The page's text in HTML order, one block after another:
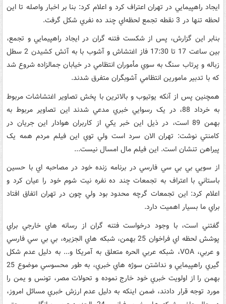
ايجاد راهپيمايي در تهران اعتراف کرد و اعلام کرد: بنا بر اخبار واصله تا اين
لحظه تنها در 3 نقطه تجمع لحظه‌اي چند ده نفري شکل گرفت.
بنابر اين گزارش، پس از شکست فتنه گران در ايجاد راهپيمايي و تجمع،
بين ساعت 17 تا 17:30 فاز اغتشاش و آشوب با به آتش کشيدن 2 سطل
زباله و پرتاب سنگ به سوي مأموران انتظامي در خيابان جمالزاده شروع شد
که با تدبير مامورين انتظامي آشوبگران متفرق شدند.
همچنين پس از آنکه يوتيوب و بالاترين با پخش تصاوير اغتشاشات مربوط
به خرداد 88، در يک رسوايي خبري مدعي شدند اين تصاوير مربوط به
بهمن 89 است، در ذيل اين خبر يکي از کاربران هوادار اين جريان در
کامنتي نوشت: تهران الان سرد است ولي توي اين فيلم مردم همه يک
پيراهن تنشان است. اين فيلم مال امسال نيست...
از سويي بي بي سي فارسي در برنامه زنده خود در مصاحبه اي با حسين
باستاني با اعتراف به تجمعات چند ده نفره نيت شوم خود را عيان کرد و
اعلام کرد: اين تجمعات گرچه محدود بود ولي چون در تهران اتفاق افتاد
براي ما بسيار اهميت دارد.
گفتني است، با وجود درخواست فتنه گران از رسانه هاي خارجي براي
پوشش لحظه اي فراخوان 25 بهمن، شبکه هاي الجزيره، بي بي سي فارسي
و عربي، VOA، شبکه عربي الحره متعلق به آمريکا و... به دليل عدم شکل
گيري راهپيمايي و نداشتن سوژه هاي خبري، به طور محسوسي موضوع 25
بهمن را از اولويت خبري خود خارج نموده و تحولات مصر، تونس و يمن را
مورد توجه قرار دادند، ضمن اينکه به دليل عدم ارزش خبري مسائل امروز،